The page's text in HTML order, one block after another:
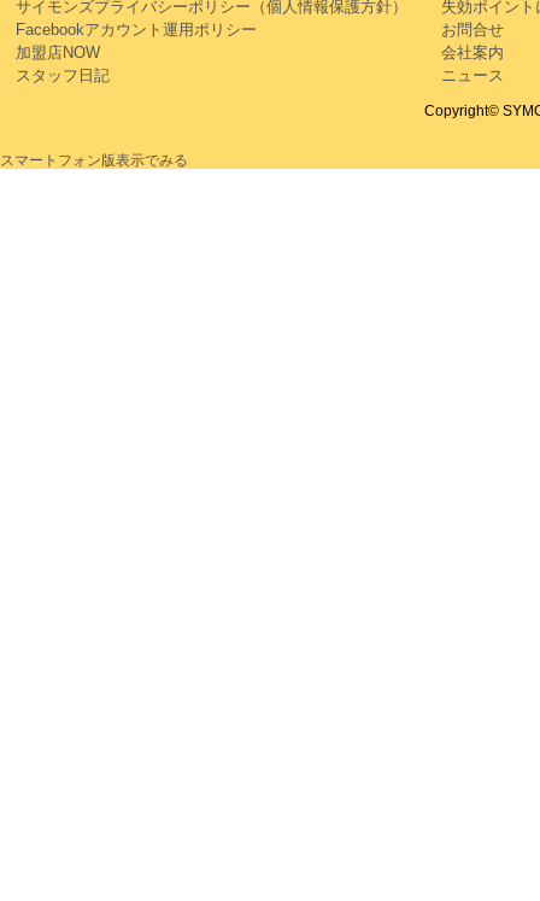
サイモンズプライバシーポリシー（個人情報保護方針）
Facebookアカウント運用ポリシー
加盟店NOW
スタッフ日記
失効ポイント
お問合せ
会社案内
ニュース
Copyright©
スマートフォン版表示でみる